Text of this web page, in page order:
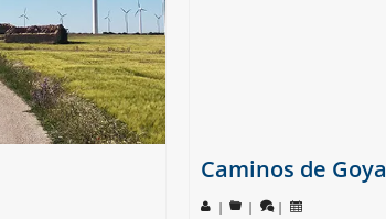
Caminos de Goya
| | |